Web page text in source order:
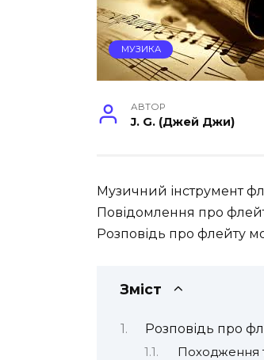
МУЗИКА
АВТОР
J. G. (Джей Джи)
Музичний інструмент
Повідомлення про
Розповідь про флейту
Зміст
Розповідь про
Походження